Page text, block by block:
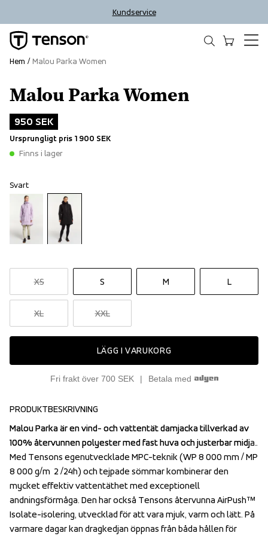
Kundservice
Malou Parka Women
950 SEK
Ursprungligt pris 1 900 SEK
Finns i lager
Svart
XS S M L
XL XXL
LÄGG I VARUKORG
Fri frakt över 700 SEK Betala med
Hem Malou Parka Women
Outlet
PRODUKTBESKRIVNING
Malou Parka är en vind- och vattentät damjacka tillverkad av
100% återvunnen polyester med fast huva och justerbar midja.
Med Tensons egenutvecklade MPC-teknik (WP 8 000 mm / MP
8 000 g/m  2 /24h) och tejpade sömmar kombinerar den
mycket effektiv vattentäthet med exceptionell
andningsförmåga. Den har också Tensons återvunna AirPush™
Isolate-isolering, utvecklad för att vara mjuk, varm och lätt. På
varmare dagar kan dragkedjan öppnas från båda hållen för
Malou Parka är en vind- och vattentät damjacka tillverkad av
100% återvunnen polyester med fast huva och justerbar midja.
Med Tensons egenutvecklade MPC-teknik (WP 8 000 mm / MP
8 000 g/m  2 /24h) och tejpade sömmar kombinerar den
mycket effektiv vattentäthet med exceptionell
andningsförmåga. Den har också Tensons återvunna AirPush™
Isolate-isolering, utvecklad för att vara mjuk, varm och lätt. På
varmare dagar kan dragkedjan öppnas från båda hållen för